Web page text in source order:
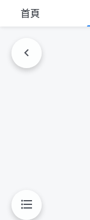
首頁